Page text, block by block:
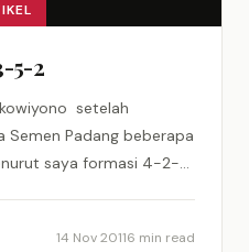
5-2
setelah
Semen Padang beberapa
14 Nov 20116 min read